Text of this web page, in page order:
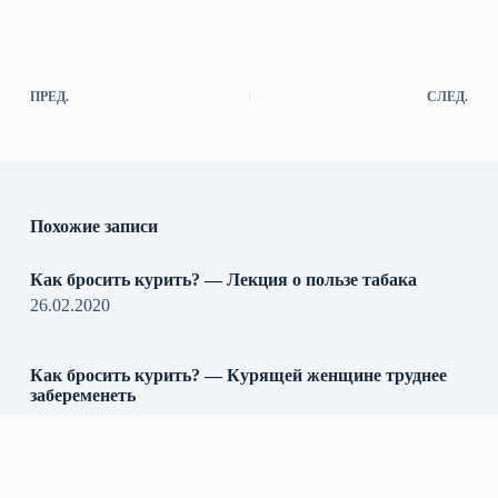
ПРЕД. СЛЕД.
Похожие записи
Как бросить курить? — Лекция о пользе табака
26.02.2020
Как бросить курить? — Курящей женщине труднее
забеременеть